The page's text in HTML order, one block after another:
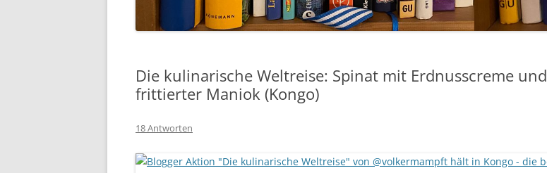
Die kulinarische Weltreise: Spinat mit Erdnusscreme und
frittierter Maniok (Kongo)
18 Antworten